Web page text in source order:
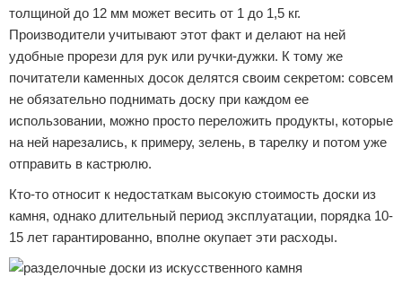
толщиной до 12 мм может весить от 1 до 1,5 кг.
Производители учитывают этот факт и делают на ней
удобные прорези для рук или ручки-дужки. К тому же
почитатели каменных досок делятся своим секретом: совсем
не обязательно поднимать доску при каждом ее
использовании, можно просто переложить продукты, которые
на ней нарезались, к примеру, зелень, в тарелку и потом уже
отправить в кастрюлю.
Кто-то относит к недостаткам высокую стоимость доски из
камня, однако длительный период эксплуатации, порядка 10-
15 лет гарантированно, вполне окупает эти расходы.